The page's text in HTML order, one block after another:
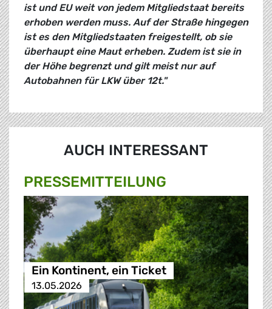
ist und EU weit von jedem Mitgliedstaat bereits
erhoben werden muss. Auf der Straße hingegen
ist es den Mitgliedstaaten freigestellt, ob sie
überhaupt eine Maut erheben. Zudem ist sie in
der Höhe begrenzt und gilt meist nur auf
Autobahnen für LKW über 12t."
AUCH INTERESSANT
PRESSE­MITTEILUNG
Ein Kontinent, ein Ticket
13.05.2026